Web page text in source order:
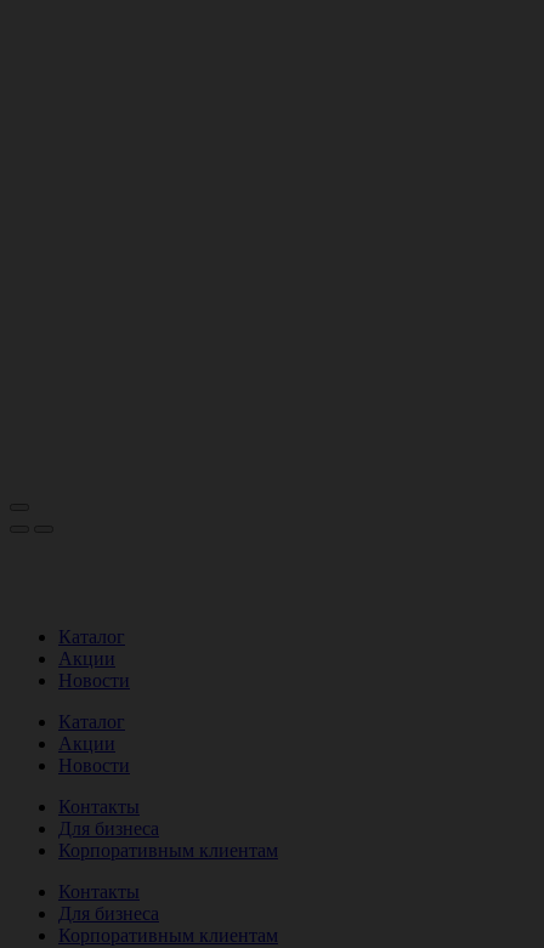
Каталог
Акции
Новости
Каталог
Акции
Новости
Контакты
Для бизнеса
Корпоративным клиентам
Контакты
Для бизнеса
Корпоративным клиентам